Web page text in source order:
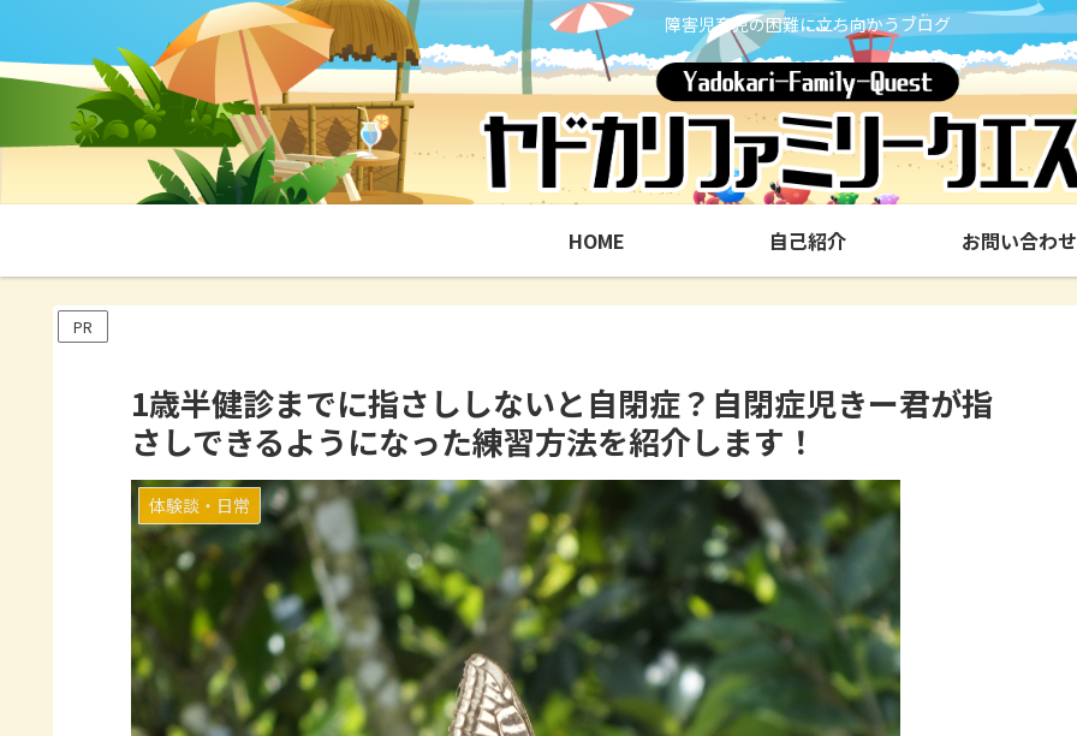
障害児育児の困難に立ち向かうブログ
HOME 自己紹介 お問い合わせ
PR
1歳半健診までに指さししないと自閉症？自閉症児きー君が指
さしできるようになった練習方法を紹介します！
体験談・日常